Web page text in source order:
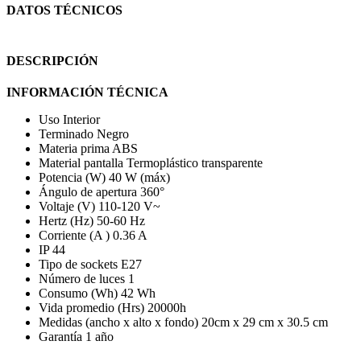
DATOS TÉCNICOS
DESCRIPCIÓN
INFORMACIÓN TÉCNICA
Uso Interior
Terminado Negro
Materia prima ABS
Material pantalla Termoplástico transparente
Potencia (W) 40 W (máx)
Ángulo de apertura 360°
Voltaje (V) 110-120 V~
Hertz (Hz) 50-60 Hz
Corriente (A ) 0.36 A
IP 44
Tipo de sockets E27
Número de luces 1
Consumo (Wh) 42 Wh
Vida promedio (Hrs) 20000h
Medidas (ancho x alto x fondo) 20cm x 29 cm x 30.5 cm
Garantía 1 año